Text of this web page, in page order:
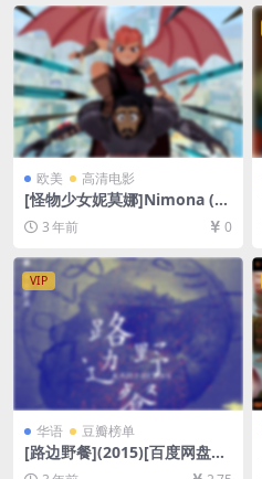
英字幕]
欧美 高清电影
[怪物少女妮莫娜]Nimona (20
23)[百度网盘+迅雷云盘资源1
080P超清未删减][MP4/2GB]
[中英字幕]
3 年前 0
VIP
华语 豆瓣榜单
[路边野餐](2015)[百度网盘
+夸克网盘1080P超清未删减